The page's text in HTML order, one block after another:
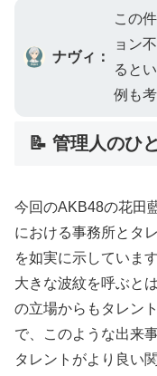
ナヴィ：
この
ョン
ると
例も
📝 管理人のひ
今回のAKB48の花田
における事務所とタ
を如実に示していま
大きな波紋を呼ぶと
の立場からもタレン
で、このような出来
タレントがより良い